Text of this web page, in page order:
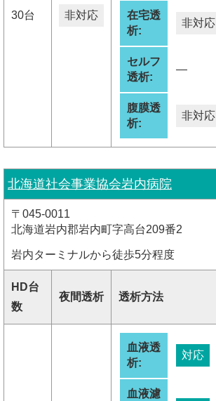
30台 非対応
在宅透
析:
非対応
セルフ
透析:
―
腹膜透
析:
非対応
北海道社会事業協会岩内病院
〒045-0011
北海道岩内郡岩内町字高台209番2
岩内ターミナルから徒歩5分程度
HD台
数
夜間透析 透析方法
血液透
析:
対応
血液濾